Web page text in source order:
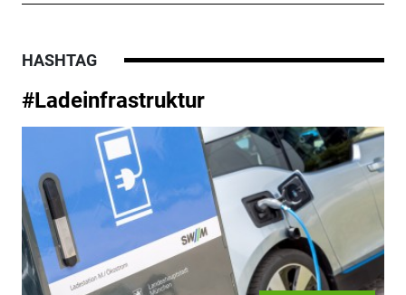
HASHTAG
#Ladeinfrastruktur